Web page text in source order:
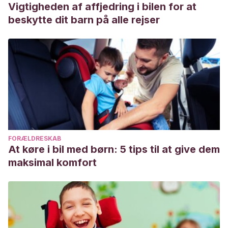
Vigtigheden af affjedring i bilen for at
beskytte dit barn på alle rejser
FORÆLDRESKAB
At køre i bil med børn: 5 tips til at give dem
maksimal komfort